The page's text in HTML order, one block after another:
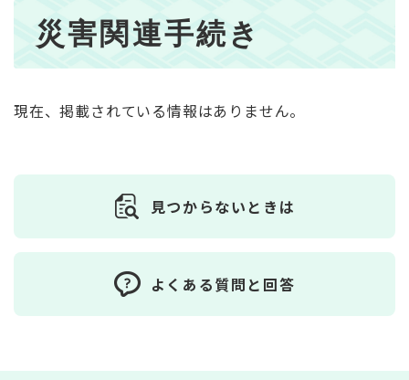
災害関連手続き
現在、掲載されている情報はありません。
見つからないときは
よくある質問と回答